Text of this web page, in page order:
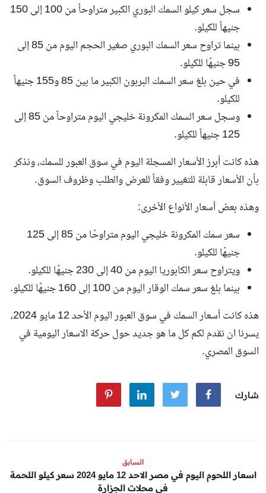
سجل سعر كيلو السمك البوري الكبير متراوحاً من 100 إلى 150
جنيهاً للكيلو.
بينما تراوح سعر السمك البوري صغير الحجم اليوم من 85 إلى
95 جنيهًا للكيلو.
في حين بلغ سعر السمك البربون الكبير ما بين 85 و155 جنيهاً
للكيلو.
وسجل سعر السمك المكرونة خليجي اليوم متراوحاً من 85 إلى
125 جنيهاً للكيلو.
هذه كانت أبرز الأسعار المسجلة اليوم في سوق العبور للسمك، ونذكر
بأن الأسعار قابلة للتغيير وفقاً للعرض والطلب وظروف السوق.
وهذه بعض أسعار الأنواع الأخرى:
سعر سمك المكرونة خليجي اليوم متراوحًا من 85 إلى 125
جنيهًا للكيلو.
ويتراوح سعر الكابوريا اليوم من 40 إلى 230 جنيهًا للكيلو.
بينما بلغ سعر سمك الوقار اليوم من 100 إلى 160 جنيهًا للكيلو.
هذه كانت أسعار السمك في سوق العبور اليوم الأحد 12 مايو 2024،
يسرنا ان نقدم لكم كل ما هو جديد حول حركة الاسعار اليومية في
السوق المصري.
شارك
السابق
اسعار اللحوم اليوم في مصر الاحد 12 مايو 2024 سعر كيلو اللحمة
في محلات الجزارة